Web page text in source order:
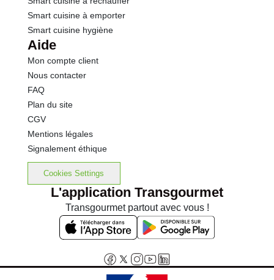
Smart cuisine à emporter
Smart cuisine hygiène
Aide
Mon compte client
Nous contacter
FAQ
Plan du site
CGV
Mentions légales
Signalement éthique
Cookies Settings
L'application Transgourmet
Transgourmet partout avec vous !